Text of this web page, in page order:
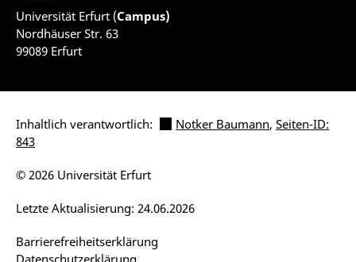
Universität Erfurt (Campus)
Nordhäuser Str. 63
99089 Erfurt
Inhaltlich verantwortlich: Notker Baumann, Seiten-ID:
843
Barrierefreiheitserklärung
Datenschutzerklärung
Letzte Aktualisierung: 24.06.2026
© 2026 Universität Erfurt